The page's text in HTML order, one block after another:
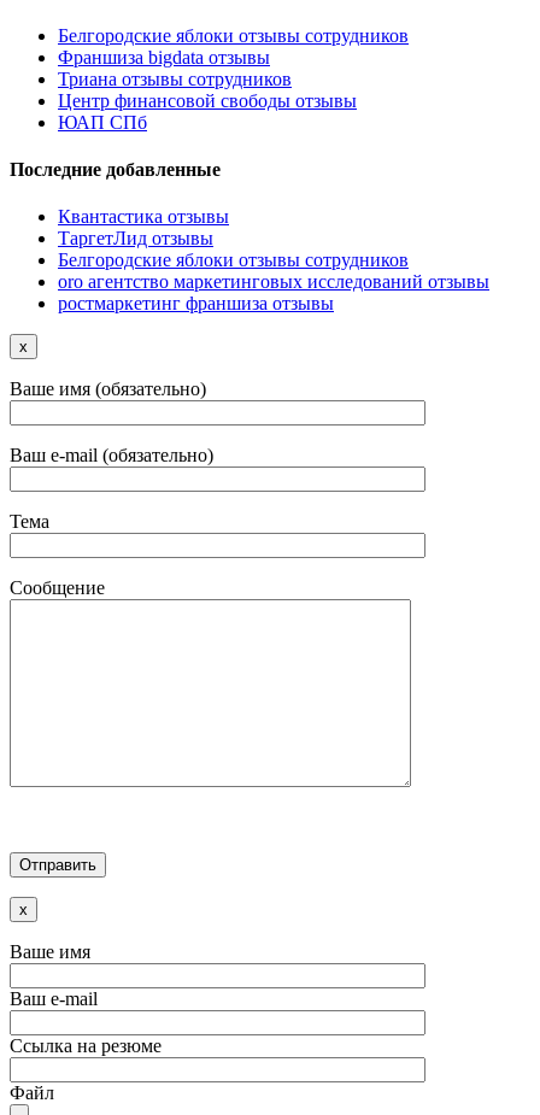
Белгородские яблоки отзывы сотрудников
Франшиза bigdata отзывы
Триана отзывы сотрудников
Центр финансовой свободы отзывы
ЮАП СПб
Последние добавленные
Квантастика отзывы
ТаргетЛид отзывы
Белгородские яблоки отзывы сотрудников
oro агентство маркетинговых исследований отзывы
ростмаркетинг франшиза отзывы
x
Ваше имя (обязательно)
Ваш e-mail (обязательно)
Тема
Сообщение
x
Ваше имя
Ваш e-mail
Ссылка на резюме
Файл